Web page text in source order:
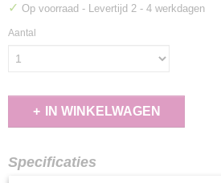
✓ Op voorraad - Levertijd 2 - 4 werkdagen
Aantal
IN WINKELWAGEN
Specificaties